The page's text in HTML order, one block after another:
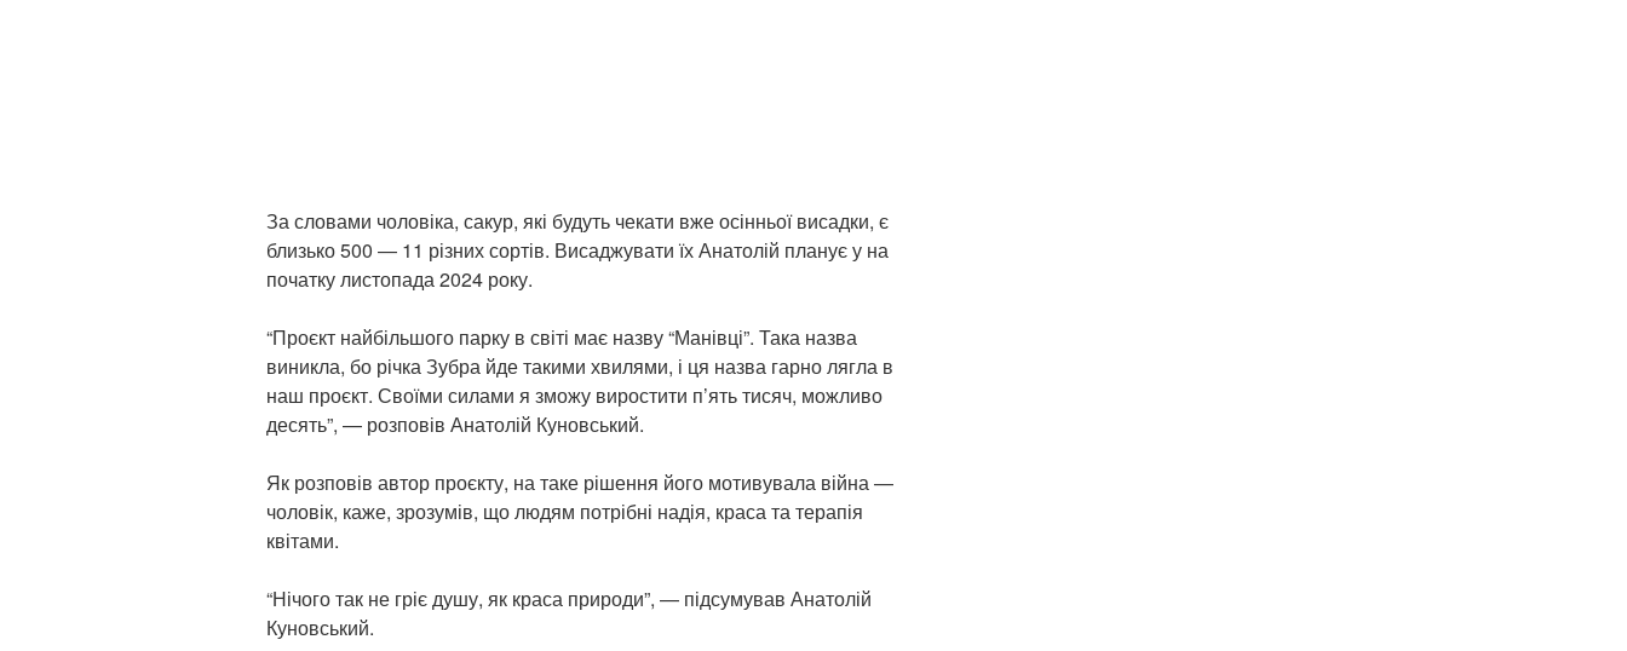
За словами чоловіка, сакур, які будуть чекати вже осінньої висадки, є
близько 500 — 11 різних сортів. Висаджувати їх Анатолій планує у на
початку листопада 2024 року.
“Проєкт найбільшого парку в світі має назву “Манівці”. Така назва
виникла, бо річка Зубра йде такими хвилями, і ця назва гарно лягла в
наш проєкт. Своїми силами я зможу виростити п’ять тисяч, можливо
десять”, — розповів Анатолій Куновський.
Як розповів автор проєкту, на таке рішення його мотивувала війна —
чоловік, каже, зрозумів, що людям потрібні надія, краса та терапія
квітами.
“Нічого так не гріє душу, як краса природи”, — підсумував Анатолій
Куновський.